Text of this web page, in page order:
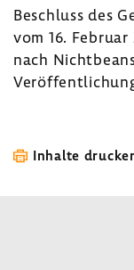
Beschluss des
vom 16.
nach
Inhalte